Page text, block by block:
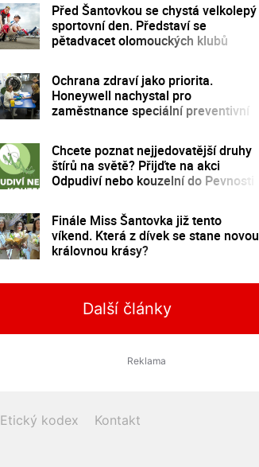
Před Šantovkou se chystá velkolepý
sportovní den. Představí se
pětadvacet olomouckých klubů
Ochrana zdraví jako priorita.
Honeywell nachystal pro
zaměstnance speciální preventivní
Chcete poznat nejjedovatější druhy
štírů na světě? Přijďte na akci
Odpudiví nebo kouzelní do Pevnosti
Finále Miss Šantovka již tento
víkend. Která z dívek se stane novou
královnou krásy?
Další články
Etický kodex Kontakt